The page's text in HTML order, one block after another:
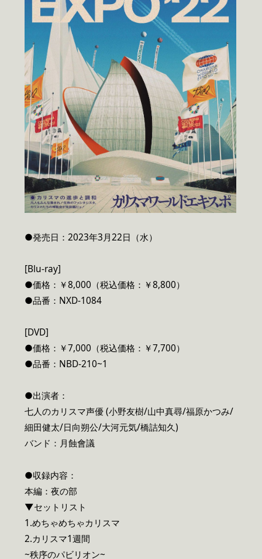
●発売日：2023年3月22日（水）
[Blu-ray]
●価格：￥8,000（税込価格：￥8,800）
●品番：NXD-1084
[DVD]
●価格：￥7,000（税込価格：￥7,700）
●品番：NBD-210~1
●出演者：
七人のカリスマ声優 (小野友樹/山中真尋/福原かつみ/
細田健太/日向朔公/大河元気/橋詰知久)
バンド：月蝕會議
●収録内容：
本編：夜の部
▼セットリスト
1.めちゃめちゃカリスマ
2.カリスマ1週間
~秩序のパビリオン~